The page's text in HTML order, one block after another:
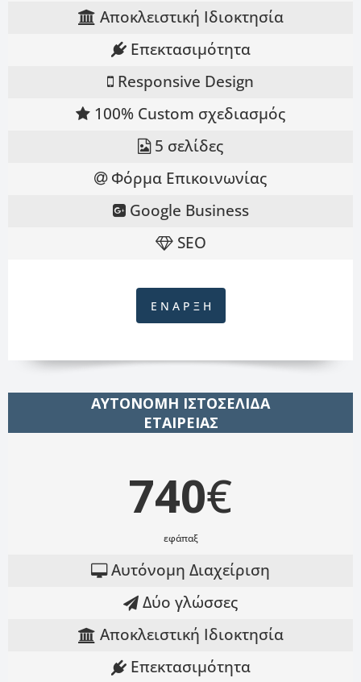
Αποκλειστική Ιδιοκτησία
Επεκτασιμότητα
Responsive Design
100% Custom σχεδιασμός
5 σελίδες
Φόρμα Επικοινωνίας
Google Business
SEO
Ε Ν Α Ρ Ξ Η
ΑΥΤΟΝΟΜΗ ΙΣΤΟΣΕΛΙΔΑ
ΕΤΑΙΡΕΙΑΣ
740€
εφάπαξ
Αυτόνομη Διαχείριση
Δύο γλώσσες
Αποκλειστική Ιδιοκτησία
Επεκτασιμότητα